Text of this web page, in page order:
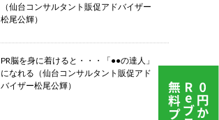
（仙台コンサルタント販促アドバイザー
松尾公輝）
PR脳を身に着けると・・・「●●の達人」
になれる（仙台コンサルタント販促アド
バイザー松尾公輝）